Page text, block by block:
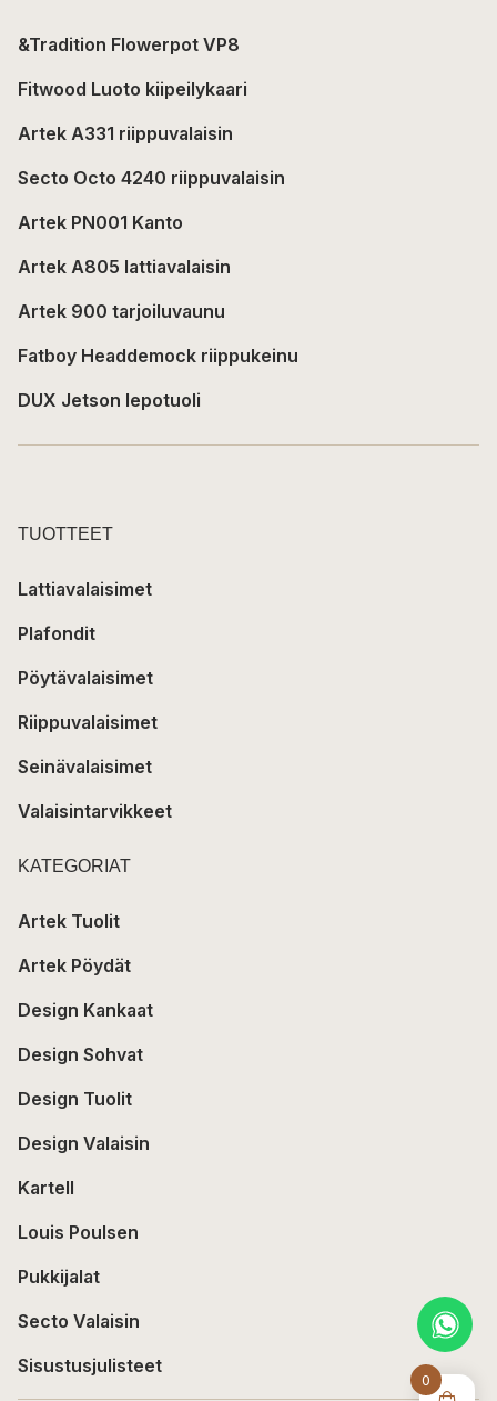
0
&Tradition Flowerpot VP8
Fitwood Luoto kiipeilykaari
Artek A331 riippuvalaisin
Secto Octo 4240 riippuvalaisin
Artek PN001 Kanto
Artek A805 lattiavalaisin
Artek 900 tarjoiluvaunu
Fatboy Headdemock riippukeinu
DUX Jetson lepotuoli
TUOTTEET
Lattiavalaisimet
Plafondit
Pöytävalaisimet
Riippuvalaisimet
Seinävalaisimet
Valaisintarvikkeet
KATEGORIAT
Artek Tuolit
Artek Pöydät
Design Kankaat
Design Sohvat
Design Tuolit
Design Valaisin
Kartell
Louis Poulsen
Pukkijalat
Secto Valaisin
Sisustusjulisteet